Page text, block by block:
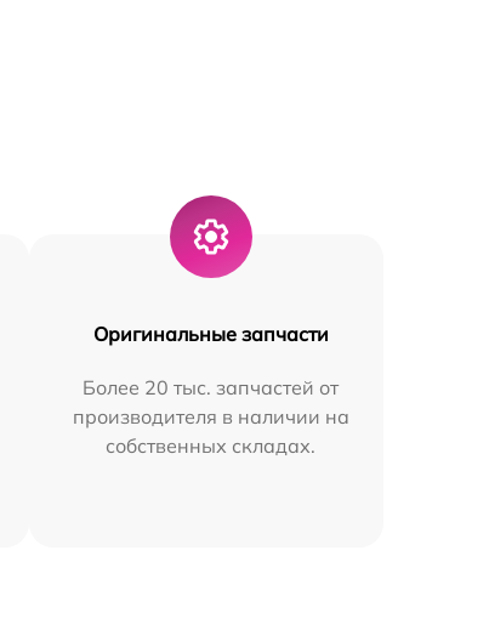
Оригинальные запчасти
Более 20 тыс. запчастей от
производителя в наличии на
собственных складах.